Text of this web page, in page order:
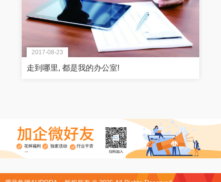
2017-08-23
走到哪里, 都是我的办公室!